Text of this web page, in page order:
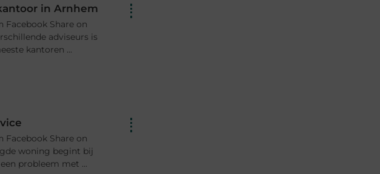
in Arnhem
Facebook Share on
adviseurs is
kantoren ...
Facebook Share on
woning begint bij
probleem met ...